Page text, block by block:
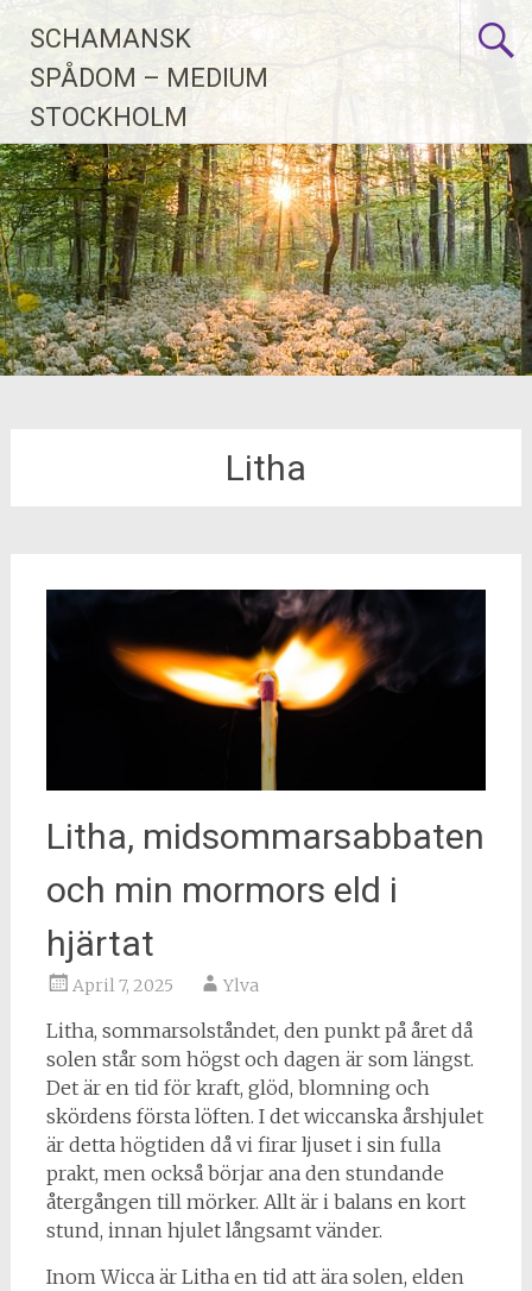
content
SCHAMANSK
SPÅDOM – MEDIUM
STOCKHOLM
Litha
Litha, midsommarsabbaten
och min mormors eld i
hjärtat
April 7, 2025 Ylva
Litha, sommarsolståndet, den punkt på året då
solen står som högst och dagen är som längst.
Det är en tid för kraft, glöd, blomning och
skördens första löften. I det wiccanska årshjulet
är detta högtiden då vi firar ljuset i sin fulla
prakt, men också börjar ana den stundande
återgången till mörker. Allt är i balans en kort
stund, innan hjulet långsamt vänder.
Inom Wicca är Litha en tid att ära solen, elden